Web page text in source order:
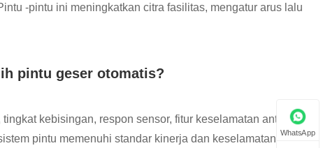
-pintu ini meningkatkan citra fasilitas, mengatur arus lalu
pintu geser otomatis?
kebisingan, respon sensor, fitur keselamatan anti-
pintu memenuhi standar kinerja dan keselamatan. WhatsApp